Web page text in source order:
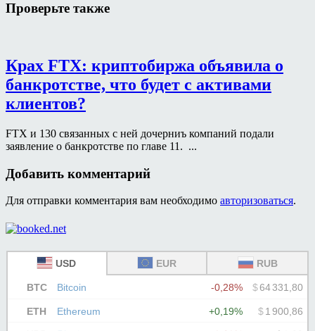
Проверьте также
Крах FTX: криптобиржа объявила о
банкротстве, что будет с активами
клиентов?
FTX и 130 связанных с ней дочерниъ компаний подали
заявление о банкротстве по главе 11. ...
Добавить комментарий
Для отправки комментария вам необходимо авторизоваться.